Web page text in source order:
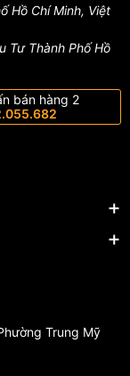
Hồ Chí Minh, Việt
Tư Thành Phố Hồ
bán hàng 2
Trung Mỹ